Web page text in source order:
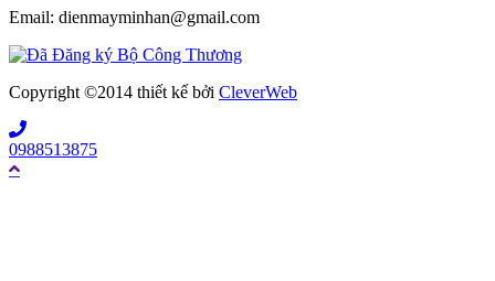
Email: dienmayminhan@gmail.com
Copyright ©2014 thiết kế bởi CleverWeb
0988513875